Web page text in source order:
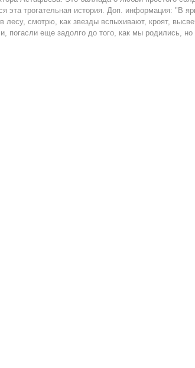
эта трогательная история. Доп. информация: "В
смотрю, как звезды вспыхивают, кроят,
погасли еще задолго до того, как мы родились,